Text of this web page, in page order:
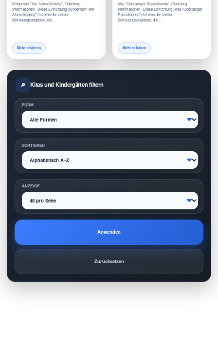
Kinderhort "Am Albrechtsberg", Oderberg -
Informationen Diese Einrichtung (Kinderhort "Am
Albrechtsberg") ist eine der vielen
Betreuungsangebote, die …
Mehr erfahren
Kita "Oderberger Rasselbande", Oderberg -
Informationen Diese Einrichtung (Kita "Oderberger
Rasselbande") ist eine der vielen
Betreuungsangebote, die …
Mehr erfahren
Kitas und Kindergärten filtern
FORM
SORTIEREN
ANZEIGE
Anwenden
Zurücksetzen